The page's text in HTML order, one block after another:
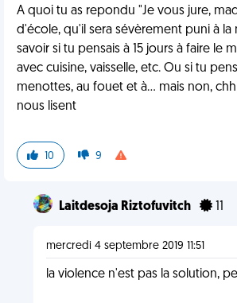
A quoi tu as repondu "Je vous jure,
d'école, qu'il sera sévèrement puni à la
savoir si tu pensais à 15 jours à faire le
avec cuisine, vaisselle, etc. Ou si tu
menottes, au fouet et à... mais non,
nous lisent
10 9
Laitdesoja Riztofuvitch 11
mercredi 4 septembre 2019 11:51
la violence n'est pas la solution,